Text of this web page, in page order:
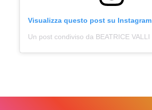
Visualizza questo post su Instagram